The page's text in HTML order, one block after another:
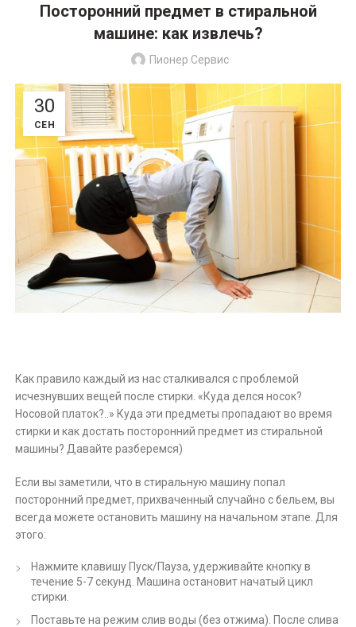
Посторонний предмет в стиральной
машине: как извлечь?
Пионер Сервис
30
СЕН
Как правило каждый из нас сталкивался с проблемой
исчезнувших вещей после стирки. «Куда делся носок?
Носовой платок?..» Куда эти предметы пропадают во время
стирки и как достать посторонний предмет из стиральной
машины? Давайте разберемся)
Если вы заметили, что в стиральную машину попал
посторонний предмет, прихваченный случайно с бельем, вы
всегда можете остановить машину на начальном этапе. Для
этого:
Нажмите клавишу Пуск/Пауза, удерживайте кнопку в
течение 5-7 секунд. Машина остановит начатый цикл
стирки.
Поставьте на режим слив воды (без отжима). После слива